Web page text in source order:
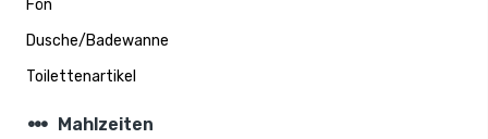
Fön
Dusche/Badewanne
Toilettenartikel
steppers Mahlzeiten